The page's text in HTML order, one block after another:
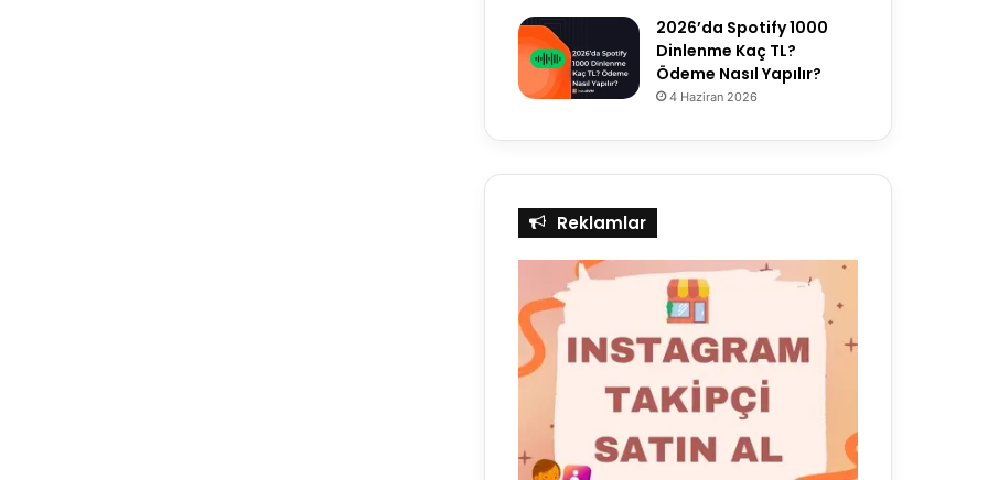
2026’da Spotify 1000
Dinlenme Kaç TL?
Ödeme Nasıl Yapılır?
4 Haziran 2026
Reklamlar